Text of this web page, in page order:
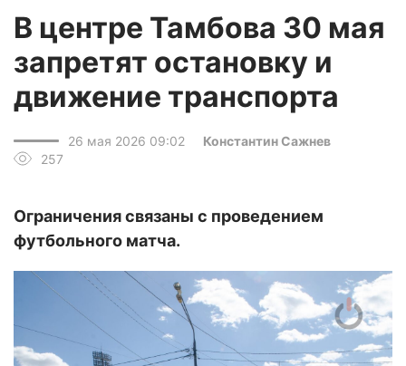
В центре Тамбова 30 мая
запретят остановку и
движение транспорта
26 мая 2026 09:02
Константин Сажнев
257
Ограничения связаны с проведением
футбольного матча.